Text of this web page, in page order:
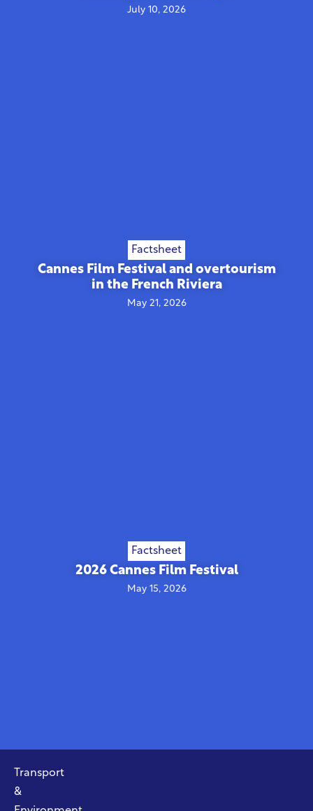
July 10, 2026
Factsheet
Cannes Film Festival and overtourism
in the French Riviera
May 21, 2026
Factsheet
2026 Cannes Film Festival
May 15, 2026
Transport
&